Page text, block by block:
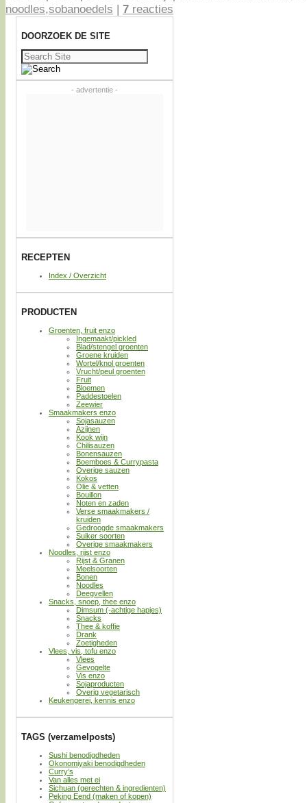
noodles,sobanoedels | 7 reacties
DOORZOEK DE SITE
Zoeken
naar:
- advertentie -
RECEPTEN
Index / Overzicht
PRODUCTEN
Groenten, fruit enzo
Ingemaakt/pickled
Blad/stengel groenten
Groene kruiden
Wortel/knol groenten
Vrucht/peul groenten
Fruit
Bloemen
Paddestoelen
Zeewier
Smaakmakers enzo
Sojasauzen
Azijnen
Kook wijn
Chilisauzen
Bonensauzen
Boemboes & Currypasta
Overige sauzen
Kokos
Olie & vetten
Bouillon
Noten en zaden
Verse smaakmakers /
kruiden
Gedroogde smaakmakers
Suiker soorten
Overige smaakmakers
Noodles, rijst enzo
Rijst & Granen
Meelsoorten
Bonen
Noodles
Deegvellen
Snacks, snoep, thee enzo
Dimsum (-achtige hapjes)
Snacks
Thee & koffie
Drank
Zoetigheden
Vlees, vis, tofu enzo
Vlees
Gevogelte
Vis enzo
Sojaproducten
Overig vegetarisch
Keukengerei, kennis enzo
TAGS (verzamelposts)
Sushi benodigdheden
Okonomiyaki benodigdheden
Curry’s
Van alles met ei
Sichuan (gerechten & ingredienten)
Peking Eend (maken of kopen)